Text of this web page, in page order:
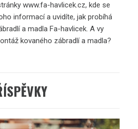
www.fa-havlicek.cz, kde se
informací a uvidíte, jak probíhá
a madlaFa-havlicek. A vy
kovaného zábradlí a madla?